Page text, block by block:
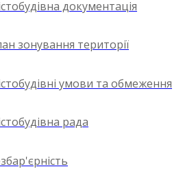
документація
зонування території
умови та обмеження
рада